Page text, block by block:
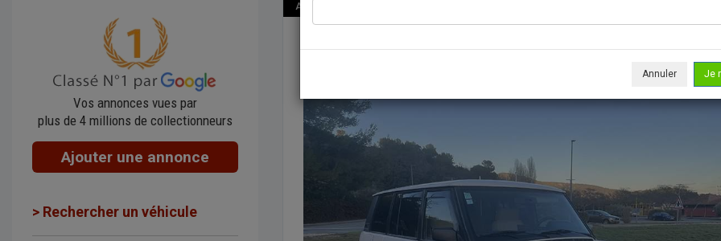
Vos annonces vues par
plus de 4 millions de collectionneurs
Ajouter une annonce
> Rechercher un véhicule
Annonce publiée le 08/07/2026 ( il y a 29 jours )
LandRover Range Rover LSE
Annuler Je